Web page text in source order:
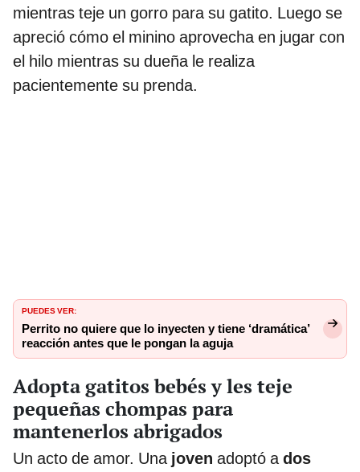
mientras teje un gorro para su gatito. Luego se
apreció cómo el minino aprovecha en jugar con
el hilo mientras su dueña le realiza
pacientemente su prenda.
PUEDES VER:
Perrito no quiere que lo inyecten y tiene ‘dramática’
reacción antes que le pongan la aguja
Adopta gatitos bebés y les teje
pequeñas chompas para
mantenerlos abrigados
Un acto de amor. Una joven adoptó ados